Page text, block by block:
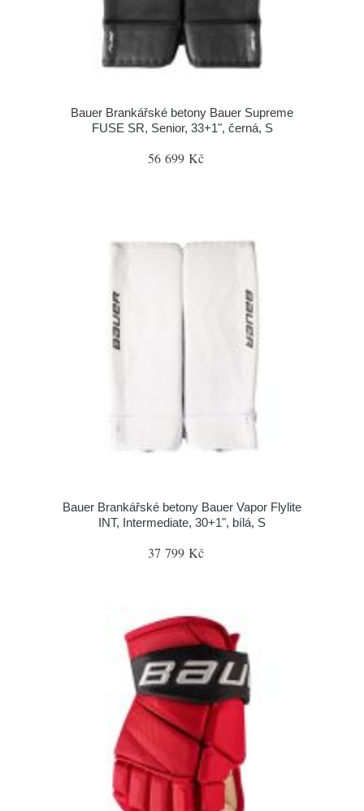
Bauer Brankářské betony Bauer Supreme
FUSE SR, Senior, 33+1", černá, S
56 699 Kč
Bauer Brankářské betony Bauer Vapor Flylite
INT, Intermediate, 30+1", bílá, S
37 799 Kč